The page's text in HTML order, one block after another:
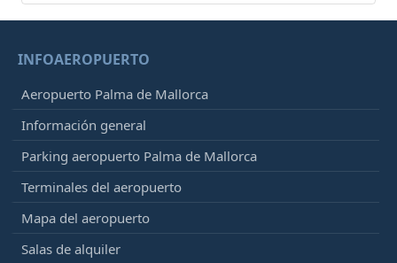
INFOAEROPUERTO
Aeropuerto Palma de Mallorca
Información general
Parking aeropuerto Palma de Mallorca
Terminales del aeropuerto
Mapa del aeropuerto
Salas de alquiler